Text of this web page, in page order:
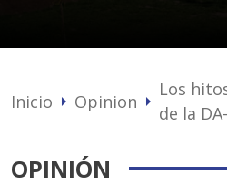
Inicio arrow_right Opinion arrow_right
Los
de la
OPINIÓN